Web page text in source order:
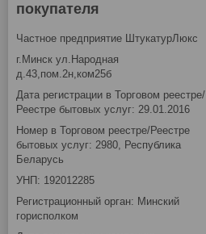
покупателя
Частное предприятие ШтукатурЛюкс
г.Минск ул.Народная
д.43,пом.2н,ком25б
Дата регистрации в Торговом реестре/
Реестре бытовых услуг: 29.01.2016
Номер в Торговом реестре/Реестре
бытовых услуг: 2980, Республика
Беларусь
УНП: 192012285
Регистрационный орган: Минский
горисполком